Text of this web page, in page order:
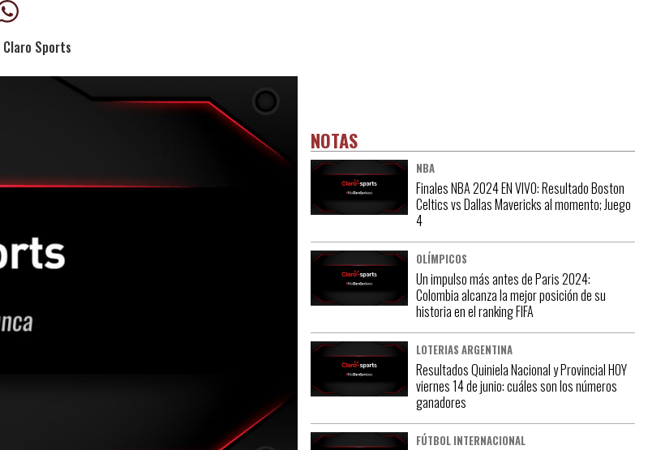
Sports
NOTAS
NBA
Finales NBA 2024 EN VIVO: Resultado Boston
Celtics vs Dallas Mavericks al momento; Juego
4
OLÍMPICOS
Un impulso más antes de Paris 2024:
Colombia alcanza la mejor posición de su
historia en el ranking FIFA
LOTERIAS ARGENTINA
Resultados Quiniela Nacional y Provincial HOY
viernes 14 de junio: cuáles son los números
ganadores
FÚTBOL INTERNACIONAL